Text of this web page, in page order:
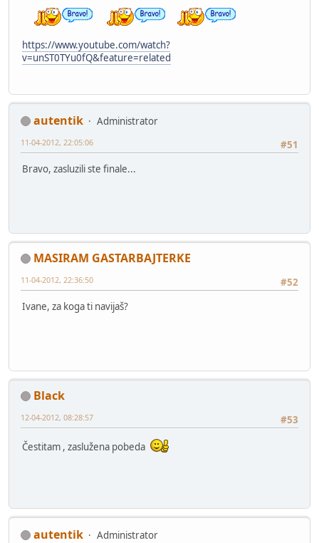
https://www.youtube.com/watch?
v=unST0TYu0fQ&feature=related
autentik
Administrator
#51
11-04-2012, 22:05:06
Bravo, zasluzili ste finale...
MASIRAM GASTARBAJTERKE
#52
11-04-2012, 22:36:50
Ivane, za koga ti navijaš?
Black
#53
12-04-2012, 08:28:57
Čestitam , zaslužena pobeda
autentik
Administrator